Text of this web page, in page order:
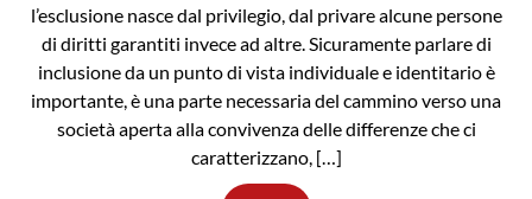
l’esclusione nasce dal privilegio, dal privare alcune persone
di diritti garantiti invece ad altre. Sicuramente parlare di
inclusione da un punto di vista individuale e identitario è
importante, è una parte necessaria del cammino verso una
società aperta alla convivenza delle differenze che ci
caratterizzano, […]